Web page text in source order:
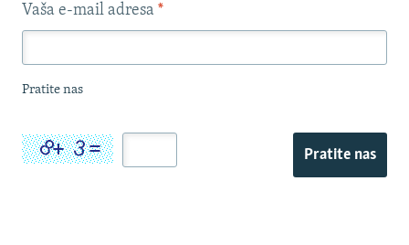
Vaša e-mail adresa *
Pratite nas
Pratite nas